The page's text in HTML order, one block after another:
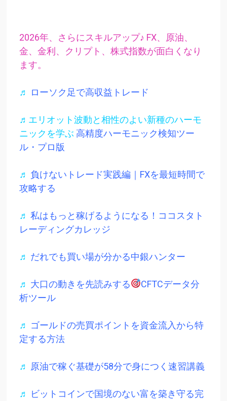
2026年、さらにスキルアップ♪ FX、原油、
金、金利、クリプト、株式指数が面白くなり
ます。
♬ ローソク足で高収益トレード
♬エリオット波動と相性のよい新種のハーモ
ニックを学ぶ 高精度ハーモニック検知ツー
ル・プロ版
♬ 負けないトレード実践編｜FXを最短時間で
攻略する
♬ 私はもっと稼げるようになる！ココスタト
レーディングカレッジ
♬ だれでも買い場が分かる中銀ハンター
♬ 大口の動きを先読みする
CFTCデータ分
析ツール
♬ ゴールドの売買ポイントを資金流入から特
定する方法
♬ 原油で稼ぐ基礎が58分で身につく速習講義
♬
ビットコインで国境のない富を築き守る完